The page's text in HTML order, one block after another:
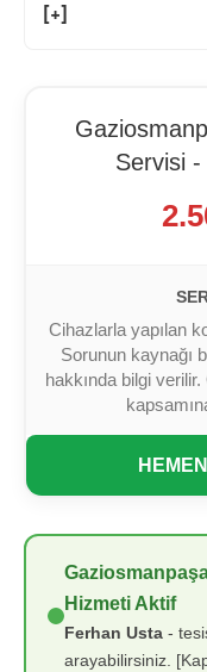
[+]
Servisi
Cihazlarla yapılan
Sorunun kaynağı
hakkında bilgi
Hizmeti Aktif
Ferhan Usta -
arayabilirsiniz.